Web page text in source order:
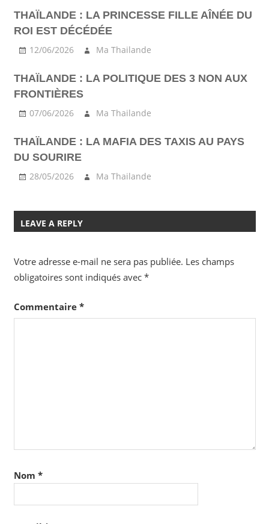
THAÏLANDE : LA PRINCESSE FILLE AÎNÉE DU
ROI EST DÉCÉDÉE
12/06/2026 Ma Thailande
THAÏLANDE : LA POLITIQUE DES 3 NON AUX
FRONTIÈRES
07/06/2026 Ma Thailande
THAÏLANDE : LA MAFIA DES TAXIS AU PAYS
DU SOURIRE
28/05/2026 Ma Thailande
LEAVE A REPLY
Votre adresse e-mail ne sera pas publiée. Les champs
obligatoires sont indiqués avec *
Commentaire *
Nom *